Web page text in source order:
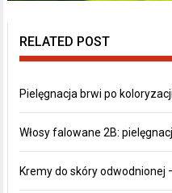
RELATED POST
Pielęgnacja brwi po
Włosy falowane 2B:
Kremy do skóry odwodnionej